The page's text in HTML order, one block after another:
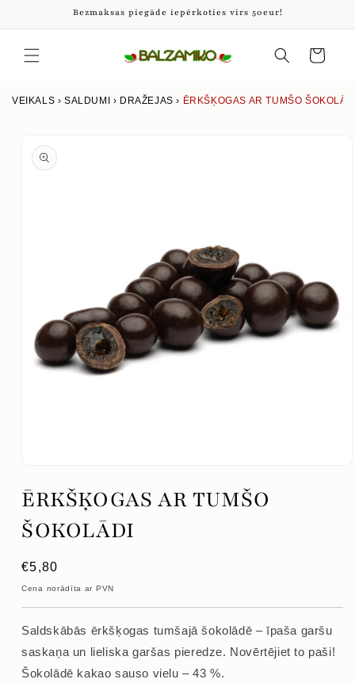
saturu
Bezmaksas piegāde iepērkoties virs 50eur!
grozs
VEIKALS ›SALDUMI › DRAŽEJAS › ĒRKŠĶOGAS AR TUMŠO
produkta
informāciju
1
modālajā
logā
ĒRKŠĶOGAS AR TUMŠO
ŠOKOLĀDI
Parastā
cena
€5,80
Cena norādīta ar PVN
Saldskābās ērkšķogas tumšajā šokolādē – īpaša garšu
saskaņa un lieliska garšas pieredze. Novērtējiet to paši!
Šokolādē kakao sauso vielu – 43 %.